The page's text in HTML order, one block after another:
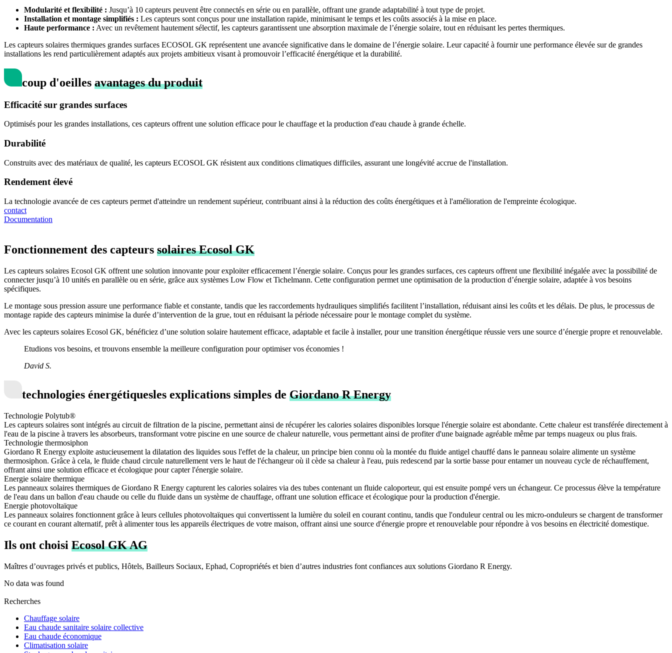
Modularité et flexibilité : Jusqu’à 10 capteurs peuvent être connectés en série ou en parallèle, offrant une grande adaptabilité à tout type de projet.
Installation et montage simplifiés : Les capteurs sont conçus pour une installation rapide, minimisant le temps et les coûts associés à la mise en place.
Haute performance : Avec un revêtement hautement sélectif, les capteurs garantissent une absorption maximale de l’énergie solaire, tout en réduisant les pertes thermiques.
Les capteurs solaires thermiques grandes surfaces ECOSOL GK représentent une avancée significative dans le domaine de l’énergie solaire. Leur capacité à fournir une performance élevée sur de grandes
installations les rend particulièrement adaptés aux projets ambitieux visant à promouvoir l’efficacité énergétique et la durabilité.
coup d'oeilles avantages du produit
Efficacité sur grandes surfaces
Optimisés pour les grandes installations, ces capteurs offrent une solution efficace pour le chauffage et la production d'eau chaude à grande échelle.
Durabilité
Construits avec des matériaux de qualité, les capteurs ECOSOL GK résistent aux conditions climatiques difficiles, assurant une longévité accrue de l'installation.
Rendement élevé
La technologie avancée de ces capteurs permet d'atteindre un rendement supérieur, contribuant ainsi à la réduction des coûts énergétiques et à l'amélioration de l'empreinte écologique.
contact
Documentation
Fonctionnement des capteurs solaires Ecosol GK
Les capteurs solaires Ecosol GK offrent une solution innovante pour exploiter efficacement l’énergie solaire. Conçus pour les grandes surfaces, ces capteurs offrent une flexibilité inégalée avec la possibilité de
connecter jusqu’à 10 unités en parallèle ou en série, grâce aux systèmes Low Flow et Tichelmann. Cette configuration permet une optimisation de la production d’énergie solaire, adaptée à vos besoins
spécifiques.
Le montage sous pression assure une performance fiable et constante, tandis que les raccordements hydrauliques simplifiés facilitent l’installation, réduisant ainsi les coûts et les délais. De plus, le processus de
montage rapide des capteurs minimise la durée d’intervention de la grue, tout en réduisant la période nécessaire pour le montage complet du système.
Avec les capteurs solaires Ecosol GK, bénéficiez d’une solution solaire hautement efficace, adaptable et facile à installer, pour une transition énergétique réussie vers une source d’énergie propre et renouvelable.
Etudions vos besoins, et trouvons ensemble la meilleure configuration pour optimiser vos économies !
David S.
technologies énergétiquesles explications simples de Giordano R Energy
Technologie Polytub®
Les capteurs solaires sont intégrés au circuit de filtration de la piscine, permettant ainsi de récupérer les calories solaires disponibles lorsque l'énergie solaire est abondante. Cette chaleur est transférée directement à
l'eau de la piscine à travers les absorbeurs, transformant votre piscine en une source de chaleur naturelle, vous permettant ainsi de profiter d'une baignade agréable même par temps nuageux ou plus frais.
Technologie thermosiphon
Giordano R Energy exploite astucieusement la dilatation des liquides sous l'effet de la chaleur, un principe bien connu où la montée du fluide antigel chauffé dans le panneau solaire alimente un système
thermosiphon. Grâce à cela, le fluide chaud circule naturellement vers le haut de l'échangeur où il cède sa chaleur à l'eau, puis redescend par la sortie basse pour entamer un nouveau cycle de réchauffement,
offrant ainsi une solution efficace et écologique pour capter l'énergie solaire.
Energie solaire thermique
Les panneaux solaires thermiques de Giordano R Energy capturent les calories solaires via des tubes contenant un fluide caloporteur, qui est ensuite pompé vers un échangeur. Ce processus élève la température
de l'eau dans un ballon d'eau chaude ou celle du fluide dans un système de chauffage, offrant une solution efficace et écologique pour la production d'énergie.
Energie photovoltaïque
Les panneaux solaires fonctionnent grâce à leurs cellules photovoltaïques qui convertissent la lumière du soleil en courant continu, tandis que l'onduleur central ou les micro-onduleurs se chargent de transformer
ce courant en courant alternatif, prêt à alimenter tous les appareils électriques de votre maison, offrant ainsi une source d'énergie propre et renouvelable pour répondre à vos besoins en électricité domestique.
Ils ont choisi Ecosol GK AG
Maîtres d’ouvrages privés et publics, Hôtels, Bailleurs Sociaux, Ephad, Copropriétés et bien d’autres industries font confiances aux solutions Giordano R Energy.
No data was found
Recherches
Chauffage solaire
Eau chaude sanitaire solaire collective
Eau chaude économique
Climatisation solaire